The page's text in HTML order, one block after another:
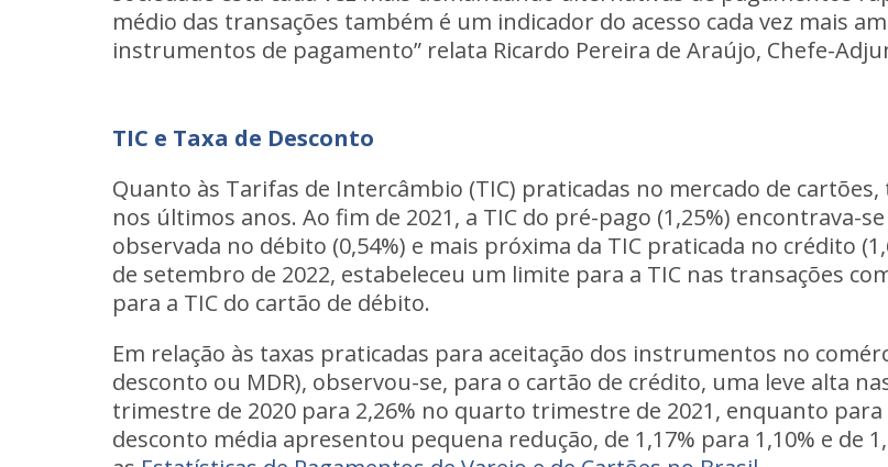
médio das transações também é um indicador do acesso cada vez mais
instrumentos de pagamento” relata Ricardo Pereira de Araújo, Chefe-
TIC e Taxa de Desconto
Quanto às Tarifas de Intercâmbio (TIC) praticadas no mercado de
nos últimos anos. Ao fim de 2021, a TIC do pré-pago (1,25%) encontrava-
observada no débito (0,54%) e mais próxima da TIC praticada no crédito
de setembro de 2022, estabeleceu um limite para a TIC nas transações
para a TIC do cartão de débito.
Em relação às taxas praticadas para aceitação dos instrumentos no
desconto ou MDR), observou-se, para o cartão de crédito, uma leve alta
trimestre de 2020 para 2,26% no quarto trimestre de 2021, enquanto
desconto média apresentou pequena redução, de 1,17% para 1,10% e de